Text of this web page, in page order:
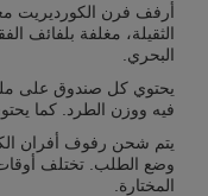
أرفف فرن الكورديريت
الثقيلة، مغلفة بلفائف
البحري.
يحتوي كل صندوق على
فيه ووزن الطرد. كما
وضع الطلب. تختلف
المختارة.